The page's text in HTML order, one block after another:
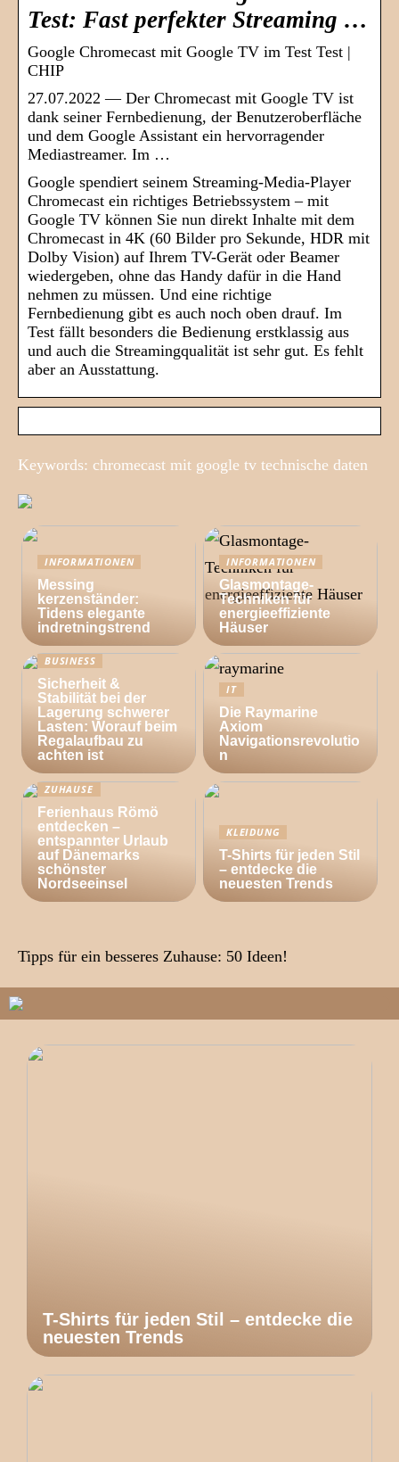
Test: Fast perfekter Streaming …
Google Chromecast mit Google TV im Test Test |
CHIP
27.07.2022 — Der Chromecast mit Google TV ist
dank seiner Fernbedienung, der Benutzeroberfläche
und dem Google Assistant ein hervorragender
Mediastreamer. Im …
Google spendiert seinem Streaming-Media-Player
Chromecast ein richtiges Betriebssystem – mit
Google TV können Sie nun direkt Inhalte mit dem
Chromecast in 4K (60 Bilder pro Sekunde, HDR mit
Dolby Vision) auf Ihrem TV-Gerät oder Beamer
wiedergeben, ohne das Handy dafür in die Hand
nehmen zu müssen. Und eine richtige
Fernbedienung gibt es auch noch oben drauf. Im
Test fällt besonders die Bedienung erstklassig aus
und auch die Streamingqualität ist sehr gut. Es fehlt
aber an Ausstattung.
Keywords: chromecast mit google tv technische daten
INFORMATIONEN
Messing
kerzenständer:
Tidens elegante
indretningstrend
INFORMATIONEN
Glasmontage-
Techniken für
energieeffiziente
Häuser
BUSINESS
Sicherheit &
Stabilität bei der
Lagerung schwerer
Lasten: Worauf beim
Regalaufbau zu
achten ist
IT
Die Raymarine
Axiom
Navigationsrevolutio
n
ZUHAUSE
Ferienhaus Römö
entdecken –
entspannter Urlaub
auf Dänemarks
schönster
Nordseeinsel
KLEIDUNG
T-Shirts für jeden Stil
– entdecke die
neuesten Trends
Tipps für ein besseres Zuhause: 50 Ideen!
T-Shirts für jeden Stil – entdecke die
neuesten Trends